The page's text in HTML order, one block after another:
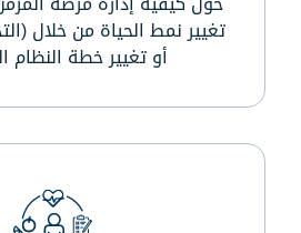
تغيير نمط الحياة من خلال
أو تغيير خطة النظام